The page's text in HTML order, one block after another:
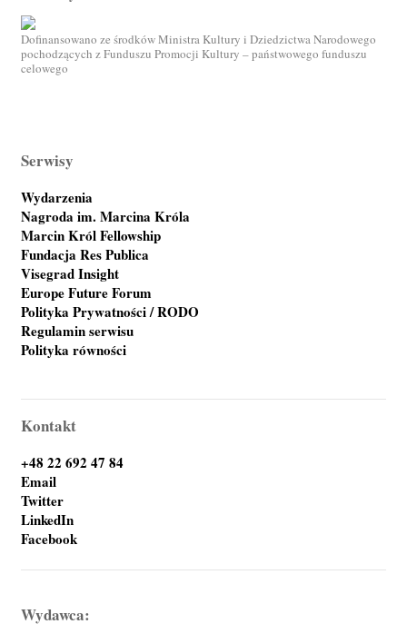
Dofinansowano ze środków Ministra Kultury i Dziedzictwa Narodowego
pochodzących z Funduszu Promocji Kultury – państwowego funduszu
celowego
Serwisy
Wydarzenia
Nagroda im. Marcina Króla
Marcin Król Fellowship
Fundacja Res Publica
Visegrad Insight
Europe Future Forum
Polityka Prywatności / RODO
Regulamin serwisu
Polityka równości
Kontakt
+48 22 692 47 84
Email
Twitter
LinkedIn
Facebook
Wydawca: